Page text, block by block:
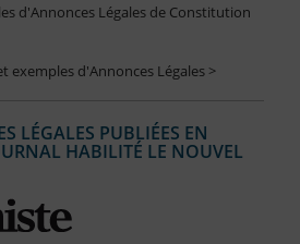
d'Annonces Légales de Constitution
exemples d'Annonces Légales >
LÉGALES PUBLIÉES EN
HABILITÉ LE NOUVEL